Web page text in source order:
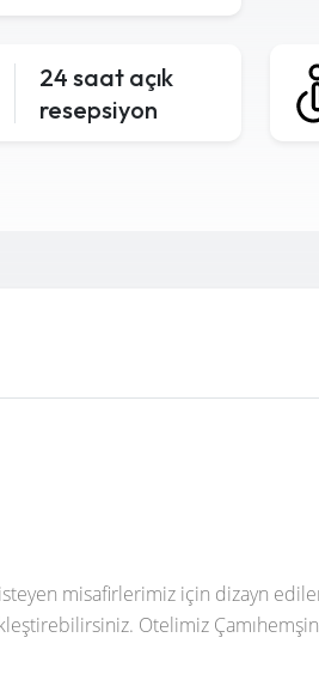
24 saat açık
resepsiyon
misafirlerimiz için dizayn
Otelimiz